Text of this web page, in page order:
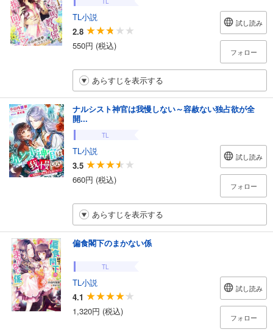
TL小説
2.8
550円 (税込)
試し読み
フォロー
あらすじを表示する
ナルシスト神官は我慢しない～容赦ない独占欲が全
開...
TL
TL小説
3.5
660円 (税込)
試し読み
フォロー
あらすじを表示する
偏食閣下のまかない係
TL
TL小説
4.1
1,320円 (税込)
試し読み
フォロー